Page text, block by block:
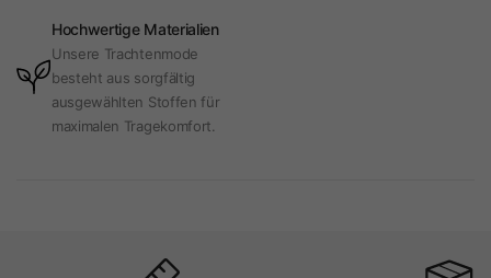
Hochwertige Materialien
Unsere Trachtenmode
besteht aus sorgfältig
ausgewählten Stoffen für
maximalen Tragekomfort.